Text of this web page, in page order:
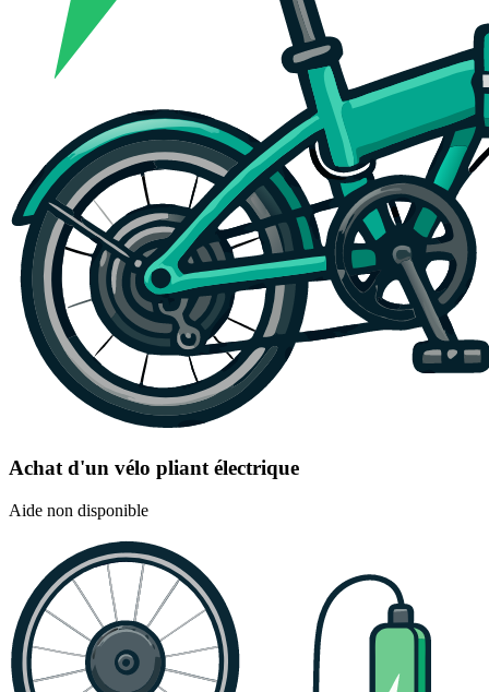
Achat d'un vélo pliant électrique
Aide non disponible